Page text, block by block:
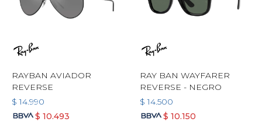
RAYBAN AVIADOR
REVERSE
$ 14.990
$ 10.493
RAY BAN WAYFARER
REVERSE - NEGRO
$ 14.500
$ 10.150